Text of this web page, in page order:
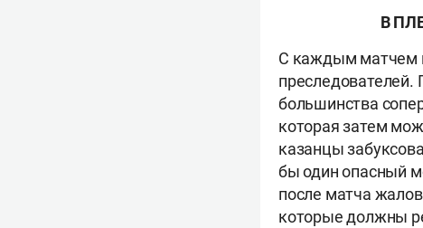
В
С каждым матчем
преследователей.
большинства
которая затем
казанцы
бы один опасный
после матча
которые должны